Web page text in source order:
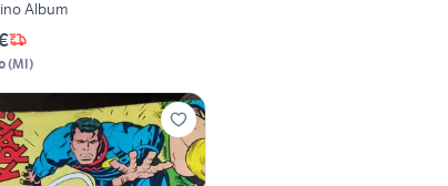
Album
(MI)